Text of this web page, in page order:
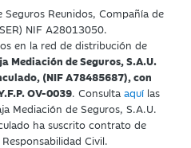
Seguros Reunidos, Compañía de
NIF A28013050.
en la red de distribución de
Mediación de Seguros, S.A.U.
(NIF A78485687), con
OV-0039. Consulta aquí las
Mediación de Seguros, S.A.U.
ha suscrito contrato de
Civil.